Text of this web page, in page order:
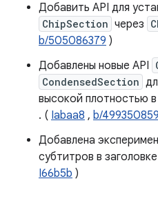
Добавить API для
ChipSection через
b/505086379 )
Добавлены новые API
CondensedSection
высокой плотностью в
. ( Iabaa8 , b/499350859
Добавлена
субтитров в
I66b5b )